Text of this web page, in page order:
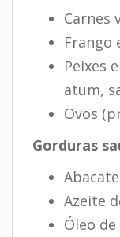
Carnes
Frango
Peixes
atum,
Ovos
Gorduras
Abacate
Azeite
Óleo de